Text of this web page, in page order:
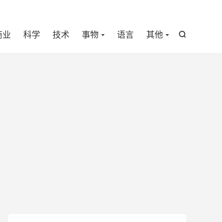

业 科学 技术 事物 语言 其他